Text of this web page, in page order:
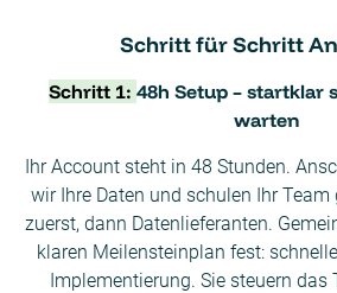
Schritt für Schritt
Schritt 1: 48h Setup – startklar
warten
Ihr Account steht in 48 Stunden.
wir Ihre Daten und schulen Ihr Team
zuerst, dann Datenlieferanten.
klaren Meilensteinplan fest:
Implementierung. Sie steuern das